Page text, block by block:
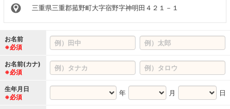
三重県三重郡菰野町大字宿野字神明田４２１－１
お名前
※必須
お名前(カナ)
※必須
生年月日
※必須
年 月 日